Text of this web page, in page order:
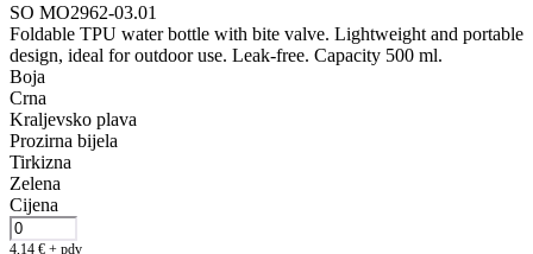
SO MO2962-03.01
Foldable TPU water bottle with bite valve. Lightweight and portable
design, ideal for outdoor use. Leak-free. Capacity 500 ml.
Boja
Crna
Kraljevsko plava
Prozirna bijela
Tirkizna
Zelena
Cijena
4,14 € + pdv